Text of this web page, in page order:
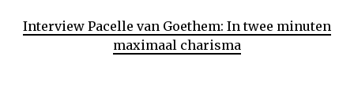
Interview Pacelle van Goethem: In twee minuten
maximaal charisma